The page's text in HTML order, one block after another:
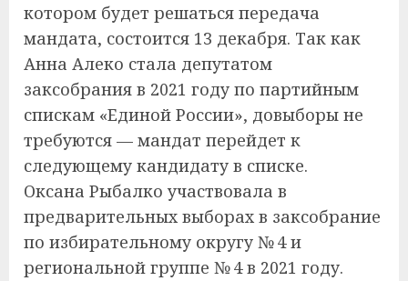
котором будет решаться передача
мандата, состоится 13 декабря. Так как
Анна Алеко стала депутатом
заксобрания в 2021 году по партийным
спискам «Единой России», довыборы не
требуются — мандат перейдет к
следующему кандидату в списке.
Оксана Рыбалко участвовала в
предварительных выборах в заксобрание
по избирательному округу № 4 и
региональной группе № 4 в 2021 году.